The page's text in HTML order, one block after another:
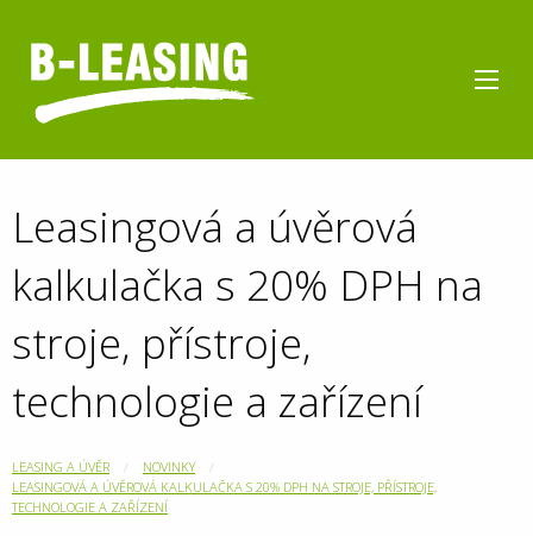
Leasingová a úvěrová
kalkulačka s 20% DPH na
stroje, přístroje,
technologie a zařízení
LEASING A ÚVĚR
NOVINKY
LEASINGOVÁ A ÚVĚROVÁ KALKULAČKA S 20% DPH NA STROJE, PŘÍSTROJE,
TECHNOLOGIE A ZAŘÍZENÍ